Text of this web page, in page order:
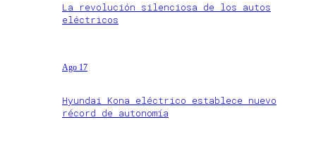
La revolución silenciosa de los autos
eléctricos
Ago 17
Hyundai Kona eléctrico establece nuevo
récord de autonomía